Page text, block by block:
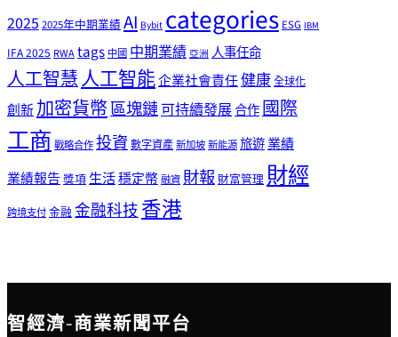
2025 2025年中期業績AI Bybitcategories ESG IBM
IFA 2025 RWAtags 中國 中期業績 亞洲 人事任命
人工智慧人工智能企業社會責任健康全球化
創新加密貨幣區塊鏈可持續發展合作國際
工商 戰略合作投資數字資產新加坡新能源旅遊業績
業績報告 獎項生活穩定幣融資 財報 財富管理 財經
跨境支付金融 金融科技 香港
智經濟-商業新聞平台